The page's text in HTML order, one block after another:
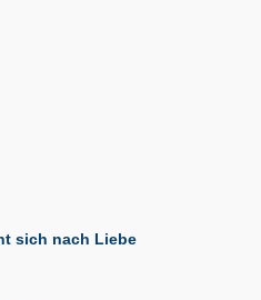
sich nach Liebe